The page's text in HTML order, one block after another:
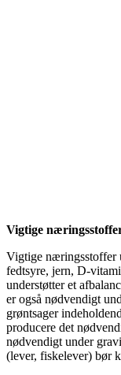
Vigtige
Vigtige næringsstoffer
fedtsyre, jern, D-
understøtter et
er også nødvendigt
grøntsager
producere det
nødvendigt under
(lever, fiskelever) bør